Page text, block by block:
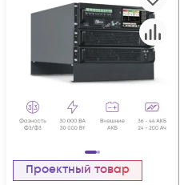
Проектный товар